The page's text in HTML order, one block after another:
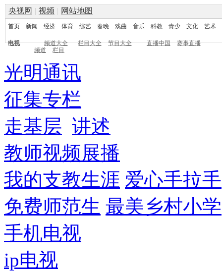
央视网 | 视频 | 网站地图
首页 新闻 经济 体育 综艺 春晚 戏曲 音乐 科教 青少 文化 艺术
电视 频道大全 栏目大全 节目大全 直播中国
赛事直播
频道
栏目
光明通讯
征集专栏
走基层 讲述
教师视频展播
我的支教生涯 爱心手拉手
免费师范生 最美乡村小学
手机电视
ip电视